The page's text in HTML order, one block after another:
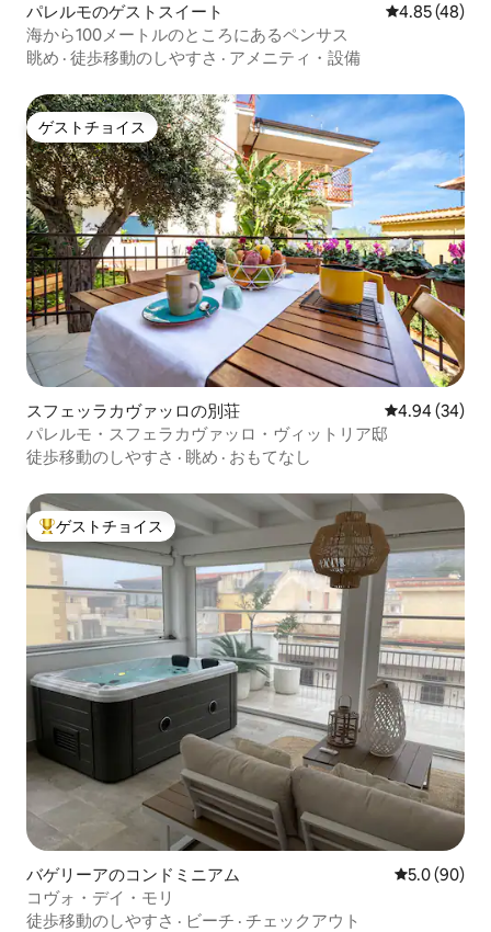
パレルモのゲストスイート レビュー48
4.85 (48)
海から100メートルのところにあるペンサス
眺め · 徒歩移動のしやすさ · アメニティ・設備
ゲストチョイス
ゲストチョイス
スフェッラカヴァッロの別荘 レビュー34
4.94 (34)
パレルモ・スフェラカヴァッロ・ヴィットリア邸
徒歩移動のしやすさ · 眺め · おもてなし
大好評のゲストチョイスです。
ゲストチョイス
バゲリーアのコンドミニアム レビュー90
5.0 (90)
コヴォ・デイ・モリ
徒歩移動のしやすさ · ビーチ · チェックアウト